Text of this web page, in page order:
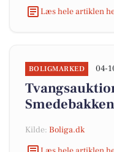
Læs hele artiklen
BOLIGMARKED 04-
Kilde: Boliga.dk